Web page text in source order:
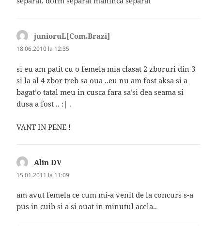
junioruL[Com.Brazi]
18.06.2010 la 12:35
si eu am patit cu o femela mia clasat 2 zboruri din 3
si la al 4 zbor treb sa oua ..eu nu am fost aksa si a
bagat’o tatal meu in cusca fara sa’si dea seama si
dusa a fost .. :| .
VANT IN PENE !
Alin DVspune:
15.01.2011 la 11:09
am avut femela ce cum mi-a venit de la concurs s-a
pus in cuib si a si ouat in minutul acela..